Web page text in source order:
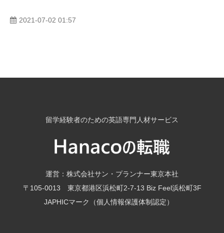
2021-07-02 01:57
留学経験者のための英語専門人材サービス
運営：株式会社サン・プランナー東京本社
〒105-0013 東京都港区浜松町2-7-13 Biz Feel浜松町3F
JAPHICマーク（個人情報保護体制認定）